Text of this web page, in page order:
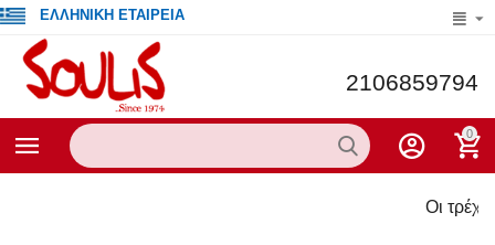
ΕΛΛΗΝΙΚΗ ΕΤΑΙΡΕΙΑ
2106859794
0
Οι τρέχουσες